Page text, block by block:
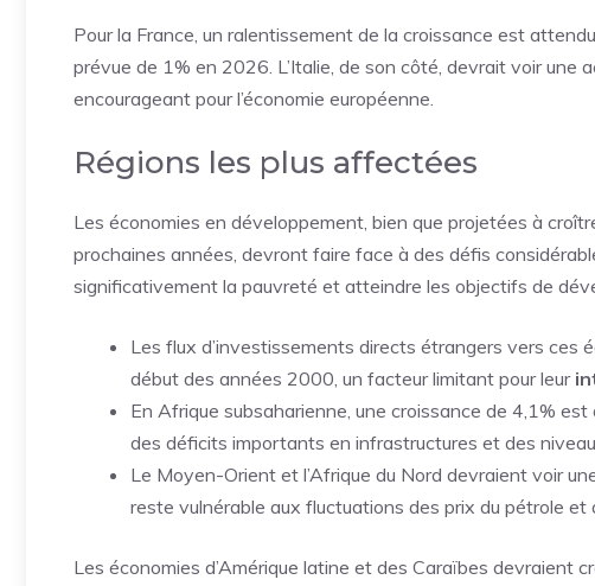
Pour la France, un ralentissement de la croissance est
prévue de 1% en 2026. L’Italie, de son côté, devrait voir une
encourageant pour l’économie européenne.
Régions les plus affectées
Les économies en développement, bien que projetées à
prochaines années, devront faire face à des défis
significativement la pauvreté et atteindre les objectifs de
Les flux d’investissements directs étrangers vers ces
début des années 2000, un facteur limitant pour leur
En Afrique subsaharienne, une croissance de 4,1%
des déficits importants en infrastructures et des
Le Moyen-Orient et l’Afrique du Nord devraient voir
reste vulnérable aux fluctuations des prix du pétrole et
Les économies d’Amérique latine et des Caraïbes devraient